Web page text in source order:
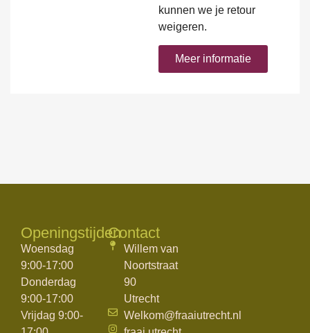
kunnen we je retour
weigeren.
Meer informatie
Openingstijden
Woensdag
9:00-17:00
Donderdag
9:00-17:00
Vrijdag 9:00-
Contact
Willem van
Noortstraat
90
Utrecht
Welkom@fraaiutrecht.nl